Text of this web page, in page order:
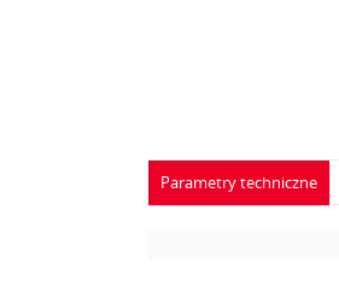
Parametry techniczne